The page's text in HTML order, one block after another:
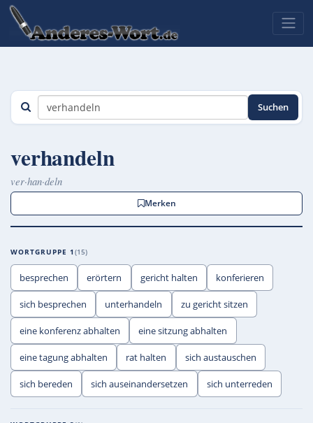
Suchen
verhandeln
ver·han·deln
Merken
WORTGRUPPE 1 15
besprechen erörtern gericht halten konferieren
sich besprechen unterhandeln zu gericht sitzen
eine konferenz abhalten eine sitzung abhalten
eine tagung abhalten rat halten sich austauschen
sich bereden sich auseinandersetzen sich unterreden